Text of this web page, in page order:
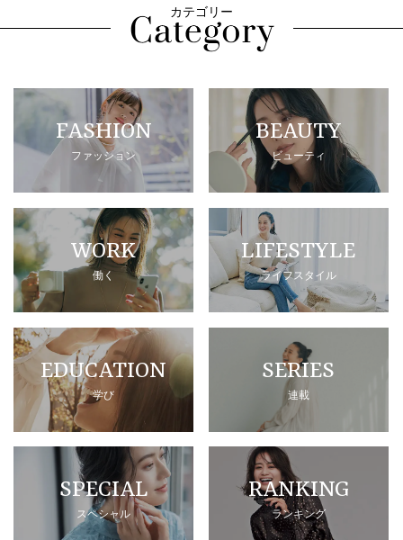
カテゴリー
FASHION
ファッション
BEAUTY
ビューティ
WORK
働く
LIFESTYLE
ライフスタイル
EDUCATION
学び
SERIES
連載
SPECIAL
スペシャル
RANKING
ランキング